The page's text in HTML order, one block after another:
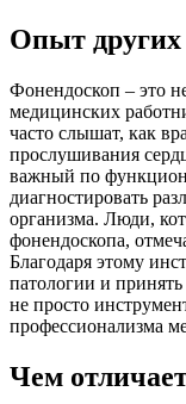
Опыт
Фонендоскоп – это
медицинских
часто слышат, как
прослушивания
важный по
диагностировать
организма. Люди,
фонендоскопа,
Благодаря этому
патологии и
не просто
профессионализма
Чем